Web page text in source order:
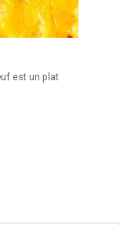
est un plat